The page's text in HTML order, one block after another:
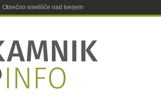
Obrečno smetišče nad Iverjem